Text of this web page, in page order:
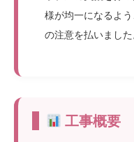
様が均一になるよう
の注意を払いました
工事概要